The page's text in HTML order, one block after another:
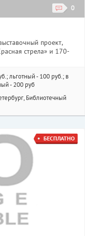
0
проект,
стрела» и 170-
льготный - 100 руб.; в
- 200 руб
Библиотечный
БЕСПЛАТНО